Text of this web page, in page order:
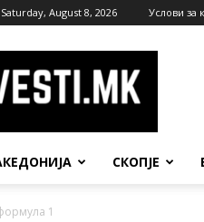
Saturday, August 8, 2026 Услови за
СКОПЈЕ
1